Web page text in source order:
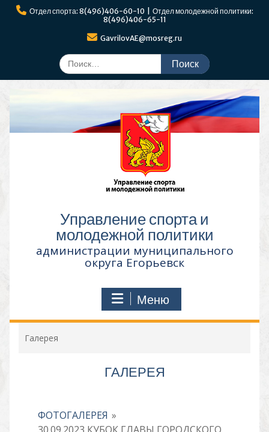
ПерейтиОтдел спорта: 8(496)406-60-10 | Отдел молодежной политики:
8(496)406-65-11
GavrilovAE@mosreg.ru
Поиск
по:
Управление спорта и
молодежной политики
администрации муниципального
округа Егорьевск
Меню
Галерея
ГАЛЕРЕЯ
ФОТОГАЛЕРЕЯ »